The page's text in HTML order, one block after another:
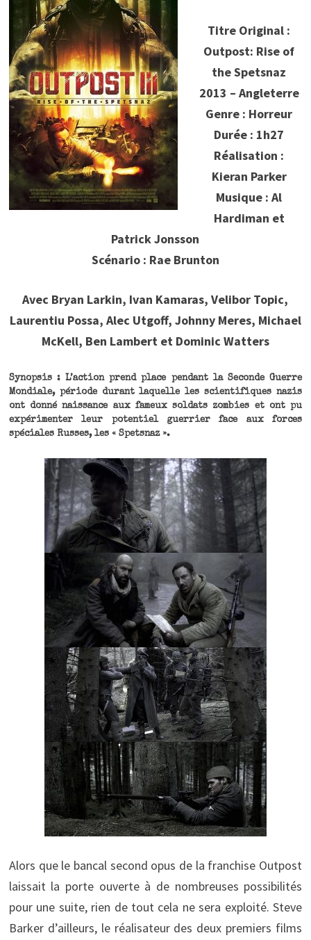
Titre Original :
Outpost: Rise of
the Spetsnaz
2013 – Angleterre
Genre : Horreur
Durée : 1h27
Réalisation :
Kieran Parker
Musique : Al
Hardiman et
Patrick Jonsson
Scénario : Rae Brunton
Avec Bryan Larkin, Ivan Kamaras, Velibor Topic,
Laurentiu Possa, Alec Utgoff, Johnny Meres, Michael
McKell, Ben Lambert et Dominic Watters
Synopsis : L’action prend place pendant la Seconde Guerre
Mondiale, période durant laquelle les scientifiques nazis
ont donné naissance aux fameux soldats zombies et ont pu
expérimenter leur potentiel guerrier face aux forces
spéciales Russes, les « Spetsnaz ».
Alors que le bancal second opus de la franchise Outpost
laissait la porte ouverte à de nombreuses possibilités
pour une suite, rien de tout cela ne sera exploité. Steve
Barker d’ailleurs, le réalisateur des deux premiers films